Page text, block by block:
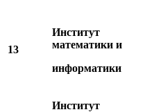
13
Институт
математики и
информатики
Институт